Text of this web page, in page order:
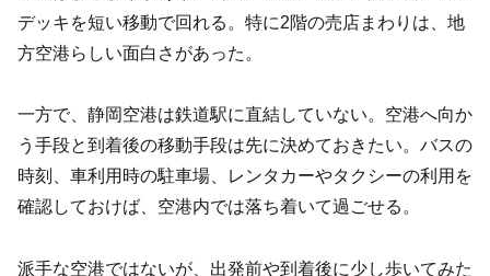
デッキを短い移動で回れる。特に2階の売店まわりは、地
方空港らしい面白さがあった。
一方で、静岡空港は鉄道駅に直結していない。空港へ向か
う手段と到着後の移動手段は先に決めておきたい。バスの
時刻、車利用時の駐車場、レンタカーやタクシーの利用を
確認しておけば、空港内では落ち着いて過ごせる。
派手な空港ではないが、出発前や到着後に少し歩いてみた